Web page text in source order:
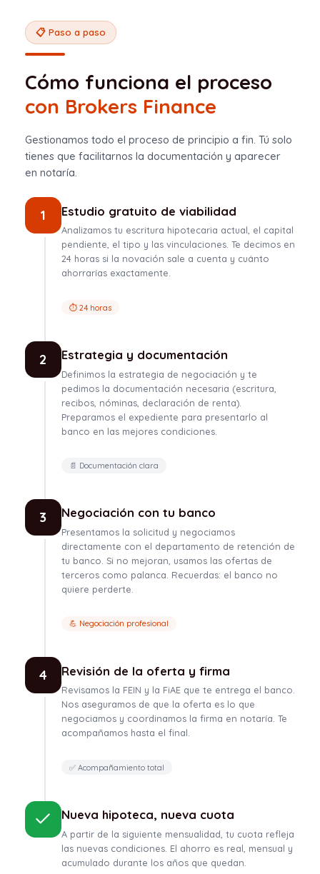
📋 Paso a paso
Cómo funciona el proceso
con Brokers Finance
Gestionamos todo el proceso de principio a fin. Tú solo
tienes que facilitarnos la documentación y aparecer
en notaría.
1 Estudio gratuito de viabilidad
Analizamos tu escritura hipotecaria actual, el capital
pendiente, el tipo y las vinculaciones. Te decimos en
24 horas si la novación sale a cuenta y cuánto
ahorrarías exactamente.
⏱ 24 horas
2 Estrategia y documentación
Definimos la estrategia de negociación y te
pedimos la documentación necesaria (escritura,
recibos, nóminas, declaración de renta).
Preparamos el expediente para presentarlo al
banco en las mejores condiciones.
📄 Documentación clara
3 Negociación con tu banco
Presentamos la solicitud y negociamos
directamente con el departamento de retención de
tu banco. Si no mejoran, usamos las ofertas de
terceros como palanca. Recuerdas: el banco no
quiere perderte.
💪 Negociación profesional
4 Revisión de la oferta y firma
Revisamos la FEIN y la FiAE que te entrega el banco.
Nos aseguramos de que la oferta es lo que
negociamos y coordinamos la firma en notaría. Te
acompañamos hasta el final.
✅ Acompañamiento total
Nueva hipoteca, nueva cuota
A partir de la siguiente mensualidad, tu cuota refleja
las nuevas condiciones. El ahorro es real, mensual y
acumulado durante los años que quedan.